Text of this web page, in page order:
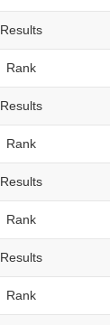
Results
Rank
Results
Rank
Results
Rank
Results
Rank